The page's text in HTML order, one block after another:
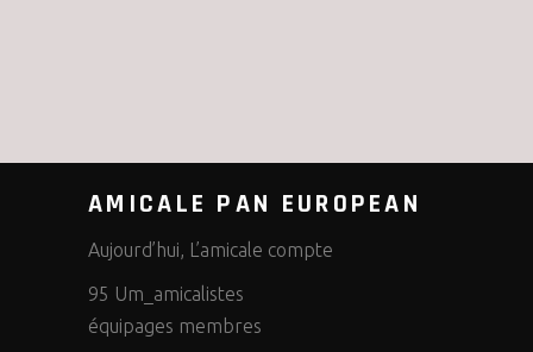
AMICALE PAN EUROPEAN
Aujourd’hui, L’amicale compte
95 Um_amicalistes
équipages membres